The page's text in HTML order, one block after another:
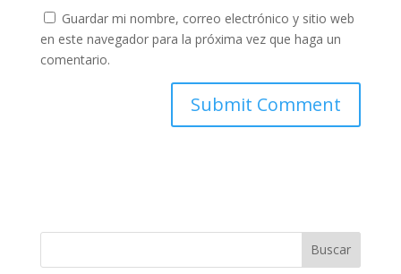
Guardar mi nombre, correo electrónico y sitio web
en este navegador para la próxima vez que haga un
comentario.
Buscar